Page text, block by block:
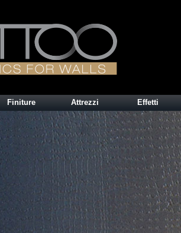
Finiture Attrezzi Effetti